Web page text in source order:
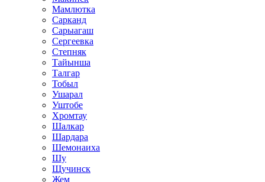
Мамлютка
Сарканд
Сарыагаш
Сергеевка
Степняк
Тайынша
Талгар
Тобыл
Ушарал
Уштобе
Хромтау
Шалкар
Шардара
Шемонаиха
Шу
Щучинск
Жем